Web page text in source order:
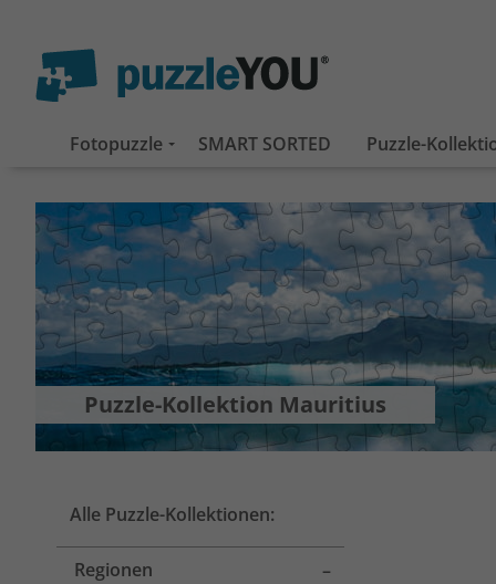
Fotopuzzle SMART SORTED Puzzle-
Puzzle-Kollektion Mauritius
Alle Puzzle-Kollektionen:
Regionen
Toggle menu